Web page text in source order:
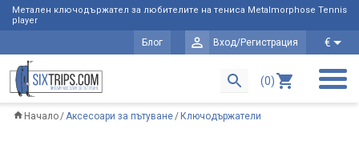
Метален ключодържател за любителите на тениса Metalmorphose Tennis
player
Блог Вход/Регистрация €
(0)
Начало Аксесоари за пътуване Ключодържатели